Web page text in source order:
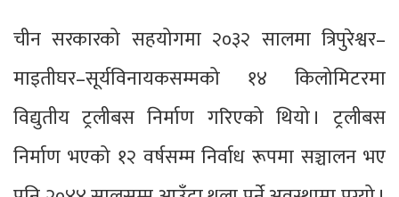
चीन सरकारको सहयोगमा २०३२ सालमा त्रिपुरेश्वर–
माइतीघर–सूर्यविनायकसम्मको १४ किलोमिटरमा
विद्युतीय ट्रलीबस निर्माण गरिएको थियो । ट्रलीबस
निर्माण भएको १२ वर्षसम्म निर्वाध रूपमा सञ्चालन भए